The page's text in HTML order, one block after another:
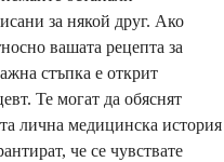
за някой друг. Ако
вашата рецепта за
стъпка е открит
Те могат да обяснят
лична медицинска история
че се чувствате